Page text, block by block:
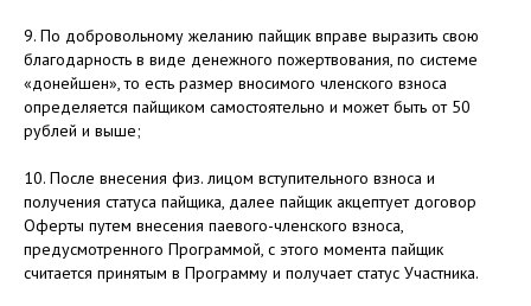
9. По добровольному желанию пайщик вправе выразить свою
благодарность в виде денежного пожертвования, по системе
«донейшен», то есть размер вносимого членского взноса
определяется пайщиком самостоятельно и может быть от 50
рублей и выше;
10. После внесения физ. лицом вступительного взноса и
получения статуса пайщика, далее пайщик акцептует договор
Оферты путем внесения паевого-членского взноса,
предусмотренного Программой, с этого момента пайщик
считается принятым в Программу и получает статус Участника.